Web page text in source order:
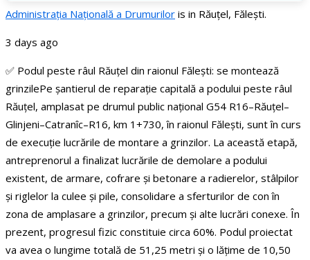
Administraţia Națională a Drumurilor is in Răuțel, Fălești.
3 days ago
✅ Podul peste râul Răuțel din raionul Fălești: se montează
grinzilePe șantierul de reparație capitală a podului peste râul
Răuțel, amplasat pe drumul public național G54 R16–Răuțel–
Glinjeni–Catranîc–R16, km 1+730, în raionul Fălești, sunt în curs
de execuție lucrările de montare a grinzilor. La această etapă,
antreprenorul a finalizat lucrările de demolare a podului
existent, de armare, cofrare și betonare a radierelor, stâlpilor
și riglelor la culee și pile, consolidare a sferturilor de con în
zona de amplasare a grinzilor, precum și alte lucrări conexe. În
prezent, progresul fizic constituie circa 60%. Podul proiectat
va avea o lungime totală de 51,25 metri și o lățime de 10,50